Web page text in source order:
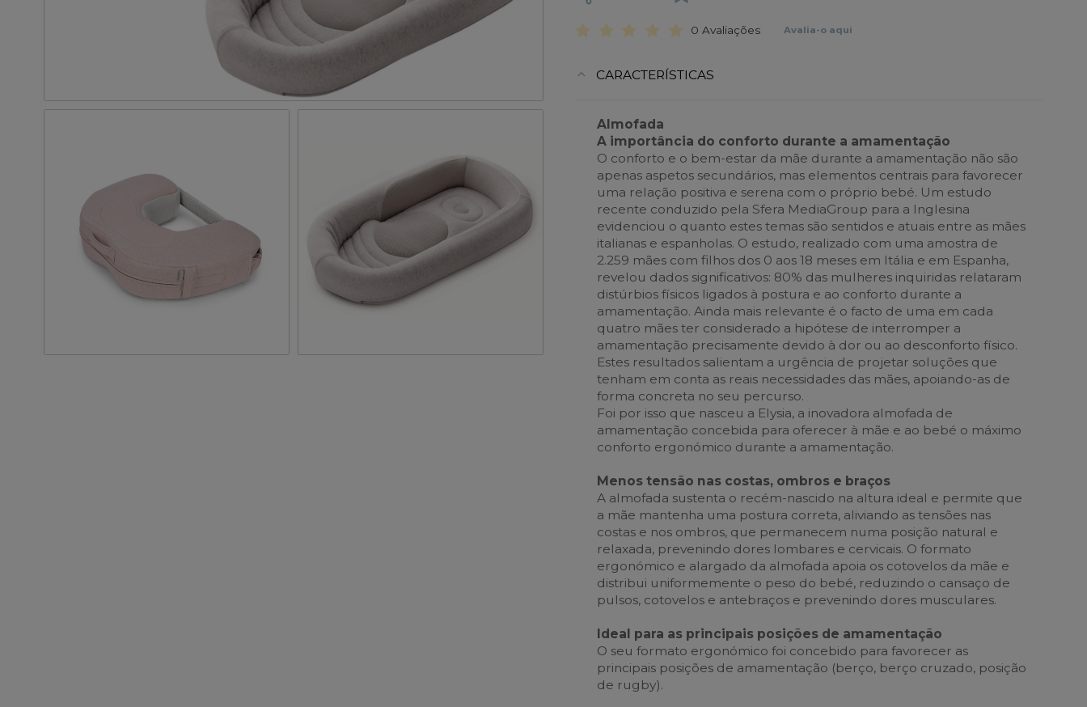
0 Avaliações Avalia-o aqui
CARACTERÍSTICAS
Almofada
A importância do conforto durante a amamentação
O conforto e o bem-estar da mãe durante a amamentação não são
apenas aspetos secundários, mas elementos centrais para favorecer
uma relação positiva e serena com o próprio bebé. Um estudo
recente conduzido pela Sfera MediaGroup para a Inglesina
evidenciou o quanto estes temas são sentidos e atuais entre as mães
italianas e espanholas. O estudo, realizado com uma amostra de
2.259 mães com filhos dos 0 aos 18 meses em Itália e em Espanha,
revelou dados significativos: 80% das mulheres inquiridas relataram
distúrbios físicos ligados à postura e ao conforto durante a
amamentação. Ainda mais relevante é o facto de uma em cada
quatro mães ter considerado a hipótese de interromper a
amamentação precisamente devido à dor ou ao desconforto físico.
Estes resultados salientam a urgência de projetar soluções que
tenham em conta as reais necessidades das mães, apoiando-as de
forma concreta no seu percurso.
Foi por isso que nasceu a Elysia, a inovadora almofada de
amamentação concebida para oferecer à mãe e ao bebé o máximo
conforto ergonómico durante a amamentação.
Menos tensão nas costas, ombros e braços
A almofada sustenta o recém-nascido na altura ideal e permite que
a mãe mantenha uma postura correta, aliviando as tensões nas
costas e nos ombros, que permanecem numa posição natural e
relaxada, prevenindo dores lombares e cervicais. O formato
ergonómico e alargado da almofada apoia os cotovelos da mãe e
distribui uniformemente o peso do bebé, reduzindo o cansaço de
pulsos, cotovelos e antebraços e prevenindo dores musculares.
Ideal para as principais posições de amamentação
O seu formato ergonómico foi concebido para favorecer as
principais posições de amamentação (berço, berço cruzado, posição
de rugby).